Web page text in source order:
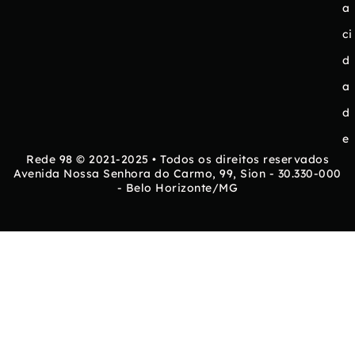
a
ci
d
a
d
e
Rede 98 © 2021-2025 • Todos os direitos reservados
Avenida Nossa Senhora do Carmo, 99, Sion - 30.330-000
- Belo Horizonte/MG